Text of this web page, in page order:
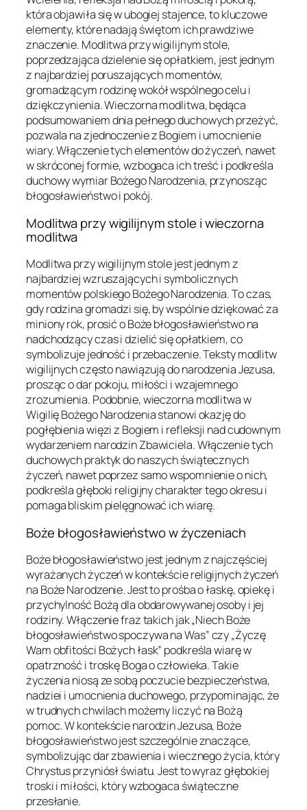
która objawiła się w ubogiej stajence, to kluczowe
elementy, które nadają świętom ich prawdziwe
znaczenie. Modlitwa przy wigilijnym stole,
poprzedzająca dzielenie się opłatkiem, jest jednym
z najbardziej poruszających momentów,
gromadzącym rodzinę wokół wspólnego celu i
dziękczynienia. Wieczorna modlitwa, będąca
podsumowaniem dnia pełnego duchowych przeżyć,
pozwala na zjednoczenie z Bogiem i umocnienie
wiary. Włączenie tych elementów do życzeń, nawet
w skróconej formie, wzbogaca ich treść i podkreśla
duchowy wymiar Bożego Narodzenia, przynosząc
błogosławieństwo i pokój.
Modlitwa przy wigilijnym stole i wieczorna
modlitwa
Modlitwa przy wigilijnym stole jest jednym z
najbardziej wzruszających i symbolicznych
momentów polskiego Bożego Narodzenia. To czas,
gdy rodzina gromadzi się, by wspólnie dziękować za
miniony rok, prosić o Boże błogosławieństwo na
nadchodzący czas i dzielić się opłatkiem, co
symbolizuje jedność i przebaczenie. Teksty modlitw
wigilijnych często nawiązują do narodzenia Jezusa,
prosząc o dar pokoju, miłości i wzajemnego
zrozumienia. Podobnie, wieczorna modlitwa w
Wigilię Bożego Narodzenia stanowi okazję do
pogłębienia więzi z Bogiem i refleksji nad cudownym
wydarzeniem narodzin Zbawiciela. Włączenie tych
duchowych praktyk do naszych świątecznych
życzeń, nawet poprzez samo wspomnienie o nich,
podkreśla głęboki religijny charakter tego okresu i
pomaga bliskim pielęgnować ich wiarę.
Boże błogosławieństwo w życzeniach
Boże błogosławieństwo jest jednym z najczęściej
wyrażanych życzeń w kontekście religijnych życzeń
na Boże Narodzenie. Jest to prośba o łaskę, opiekę i
przychylność Bożą dla obdarowywanej osoby i jej
rodziny. Włączenie fraz takich jak „Niech Boże
błogosławieństwo spoczywa na Was” czy „Życzę
Wam obfitości Bożych łask” podkreśla wiarę w
opatrzność i troskę Boga o człowieka. Takie
życzenia niosą ze sobą poczucie bezpieczeństwa,
nadziei i umocnienia duchowego, przypominając, że
w trudnych chwilach możemy liczyć na Bożą
pomoc. W kontekście narodzin Jezusa, Boże
błogosławieństwo jest szczególnie znaczące,
symbolizując dar zbawienia i wiecznego życia, który
Chrystus przyniósł światu. Jest to wyraz głębokiej
troski i miłości, który wzbogaca świąteczne
przesłanie.